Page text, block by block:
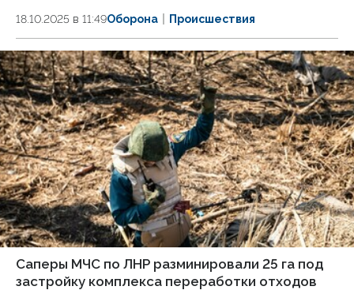
18.10.2025 в 11:49Оборона Происшествия
Саперы МЧС по ЛНР разминировали 25 га под
застройку комплекса переработки отходов